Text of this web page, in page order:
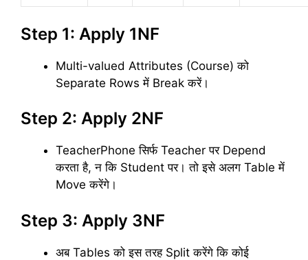
Step 1: Apply 1NF
Multi-valued Attributes (Course) को
Separate Rows में Break करें।
Step 2: Apply 2NF
TeacherPhone सिर्फ Teacher पर Depend
करता है, न कि Student पर। तो इसे अलग Table में
Move करेंगे।
Step 3: Apply 3NF
अब Tables को इस तरह Split करेंगे कि कोई